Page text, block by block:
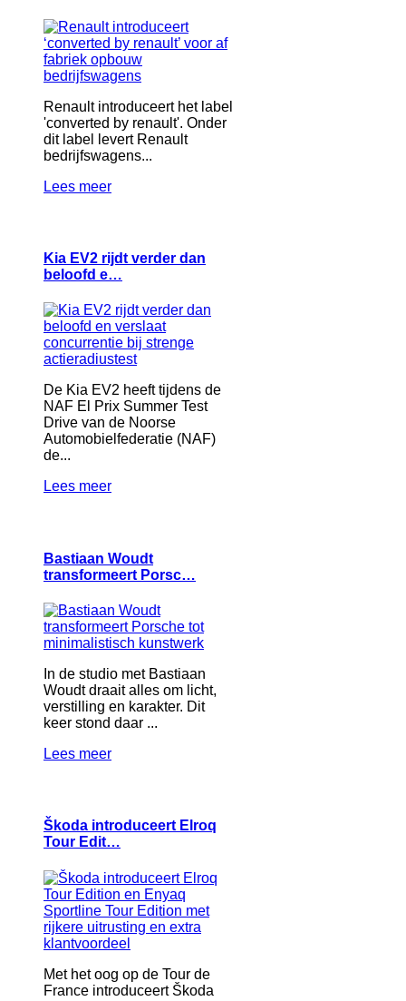
Renault introduceert het label
'converted by renault'. Onder
dit label levert Renault
bedrijfswagens...
Lees meer
Kia EV2 rijdt verder dan
beloofd e…
De Kia EV2 heeft tijdens de
NAF El Prix Summer Test
Drive van de Noorse
Automobielfederatie (NAF)
de...
Lees meer
Bastiaan Woudt
transformeert Porsc…
In de studio met Bastiaan
Woudt draait alles om licht,
verstilling en karakter. Dit
keer stond daar ...
Lees meer
Škoda introduceert Elroq
Tour Edit…
Met het oog op de Tour de
France introduceert Škoda